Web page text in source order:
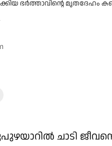
ഭർത്താവിൻ്റെ മൃതദേഹം
ചാടി